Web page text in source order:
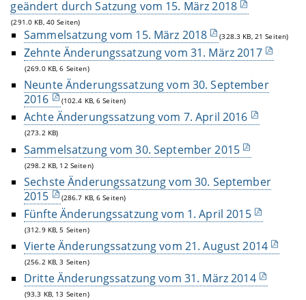
geändert durch Satzung vom 15. März 2018
(291.0 KB, 40 Seiten)
Sammelsatzung vom 15. März 2018 (328.3 KB, 21 Seiten)
Zehnte Änderungssatzung vom 31. März 2017
(269.0 KB, 6 Seiten)
Neunte Änderungssatzung vom 30. September
2016
(102.4 KB, 6 Seiten)
Achte Änderungssatzung vom 7. April 2016
(273.2 KB)
Sammelsatzung vom 30. September 2015
(298.2 KB, 12 Seiten)
Sechste Änderungssatzung vom 30. September
2015
(286.7 KB, 6 Seiten)
Fünfte Änderungssatzung vom 1. April 2015
(312.9 KB, 5 Seiten)
Vierte Änderungssatzung vom 21. August 2014
(256.2 KB, 3 Seiten)
Dritte Änderungssatzung vom 31. März 2014
(93.3 KB, 13 Seiten)